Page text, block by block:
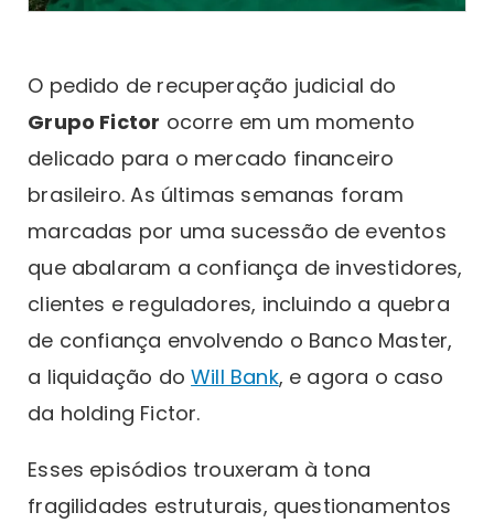
O pedido de recuperação judicial do
Grupo Fictor ocorre em um momento
delicado para o mercado financeiro
brasileiro. As últimas semanas foram
marcadas por uma sucessão de eventos
que abalaram a confiança de investidores,
clientes e reguladores, incluindo a quebra
de confiança envolvendo o Banco Master,
a liquidação doWill Bank, e agora o caso
da holding Fictor.
Esses episódios trouxeram à tona
fragilidades estruturais, questionamentos